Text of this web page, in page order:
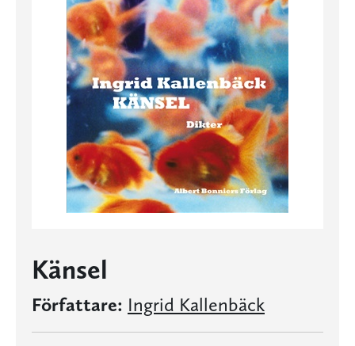
Känsel
Författare: Ingrid Kallenbäck